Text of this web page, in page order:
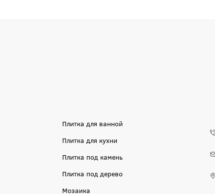
Плитка для ванной
Плитка для кухни
Плитка под камень
Плитка под дерево
Мозаика